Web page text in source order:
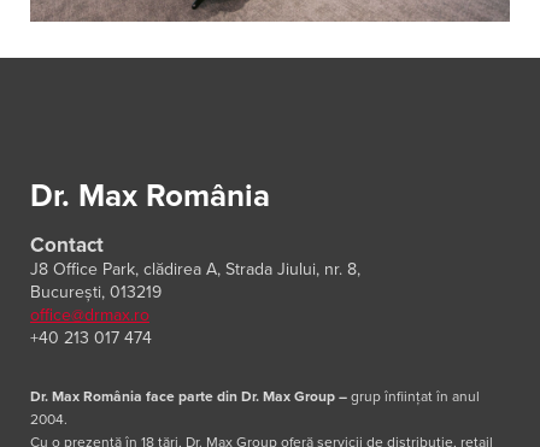
Dr. Max România
Contact
J8 Office Park, clădirea A, Strada Jiului, nr. 8,
București, 013219
office@drmax.ro
+40 213 017 474
Dr. Max România face parte din Dr. Max Group – grup înființat în anul
2004.
Cu o prezență în 18 țări, Dr. Max Group oferă servicii de distribuție, retail